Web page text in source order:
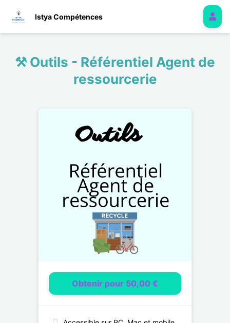
Istya Compétences
⚒️ Outils - Référentiel Agent de
ressourcerie
Obtenir pour 50,00 €